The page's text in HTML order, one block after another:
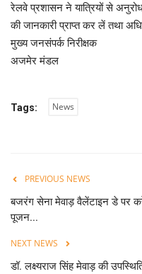
रेलवे प्रशासन ने यात्रियों से अनुरोध
की जानकारी प्राप्त कर लें तथा
मुख्य जनसंपर्क निरीक्षक
अजमेर मंडल
Tags: News
PREVIOUS NEWS
बजरंग सेना मेवाड़ वैलेंटाइन डे पर
पूजन...
NEXT NEWS
डॉ. लक्ष्यराज सिंह मेवाड़ की